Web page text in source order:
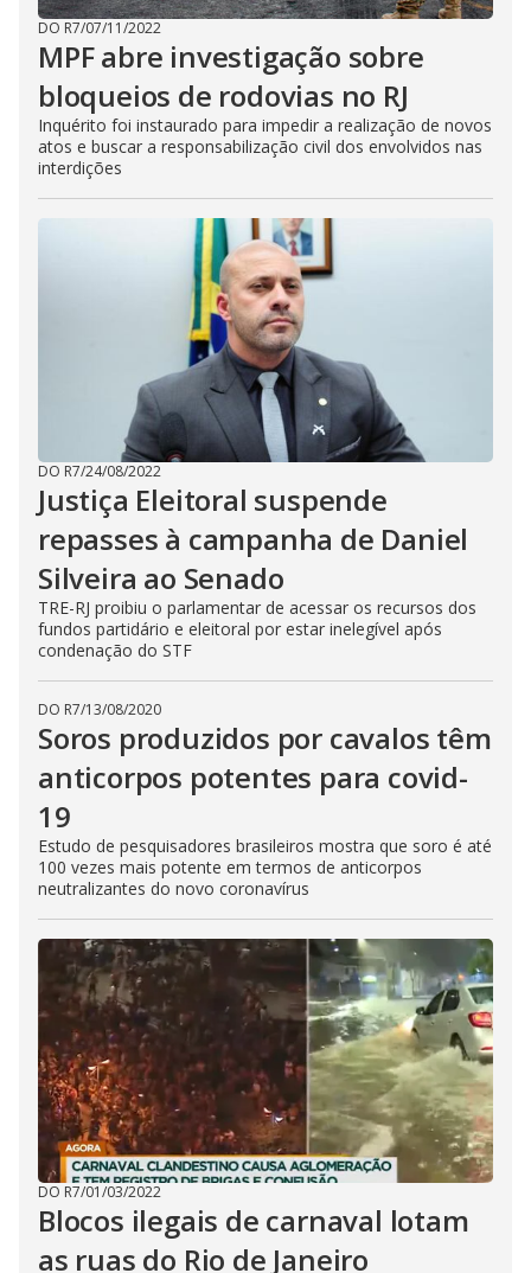
DO R7/07/11/2022
MPF abre investigação sobre
bloqueios de rodovias no RJ
Inquérito foi instaurado para impedir a realização de novos
atos e buscar a responsabilização civil dos envolvidos nas
interdições
DO R7/24/08/2022
Justiça Eleitoral suspende
repasses à campanha de Daniel
Silveira ao Senado
TRE-RJ proibiu o parlamentar de acessar os recursos dos
fundos partidário e eleitoral por estar inelegível após
condenação do STF
DO R7/13/08/2020
Soros produzidos por cavalos têm
anticorpos potentes para covid-
19
Estudo de pesquisadores brasileiros mostra que soro é até
100 vezes mais potente em termos de anticorpos
neutralizantes do novo coronavírus
DO R7/01/03/2022
Blocos ilegais de carnaval lotam
as ruas do Rio de Janeiro